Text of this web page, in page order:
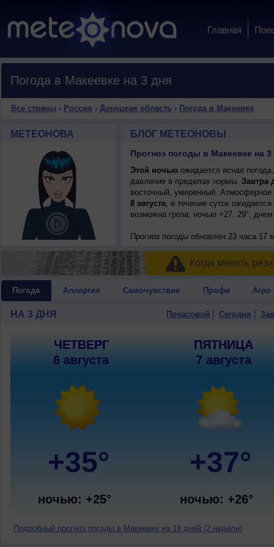
Главная
Погода в Макеевке на 3 дня
Все страны › Россия › Донецкая область › Погода в Макеевке
МЕТЕОНОВА БЛОГ МЕТЕОНОВЫ
Прогноз погоды в Макеевке на 3
Этой ночьюожидается ясная
давление в пределах нормы. Завтра
восточный, умеренный.
8 августа, в течение суток
возможна гроза; ночью +27..29°,
Прогноз погоды обновлен 23 часа 17
Когда менять
Погода Аллергия Самочувствие Профи Агро
НА 3 ДНЯ Почасовой Сегодня
ЧЕТВЕРГ
6 августа
+35°
ночью: +25°
ПЯТНИЦА
7 августа
+37°
ночью: +26°
Подробный прогноз погоды в Макеевке на 14 дней (2 недели)